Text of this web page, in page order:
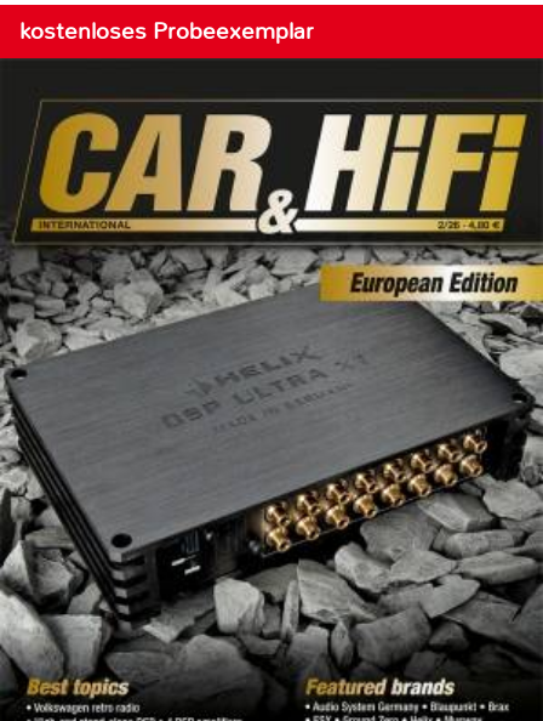
kostenloses Probeexemplar